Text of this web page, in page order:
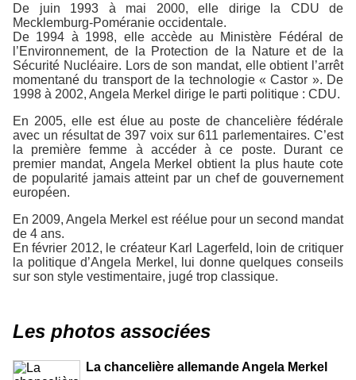
De juin 1993 à mai 2000, elle dirige la CDU de
Mecklemburg-Poméranie occidentale.
De 1994 à 1998, elle accède au Ministère Fédéral de
l’Environnement, de la Protection de la Nature et de la
Sécurité Nucléaire. Lors de son mandat, elle obtient l’arrêt
momentané du transport de la technologie « Castor ». De
1998 à 2002, Angela Merkel dirige le parti politique : CDU.
En 2005, elle est élue au poste de chancelière fédérale
avec un résultat de 397 voix sur 611 parlementaires. C’est
la première femme à accéder à ce poste. Durant ce
premier mandat, Angela Merkel obtient la plus haute cote
de popularité jamais atteint par un chef de gouvernement
européen.
En 2009, Angela Merkel est réélue pour un second mandat
de 4 ans.
En février 2012, le créateur Karl Lagerfeld, loin de critiquer
la politique d’Angela Merkel, lui donne quelques conseils
sur son style vestimentaire, jugé trop classique.
Les photos associées
La chancelière allemande Angela Merkel